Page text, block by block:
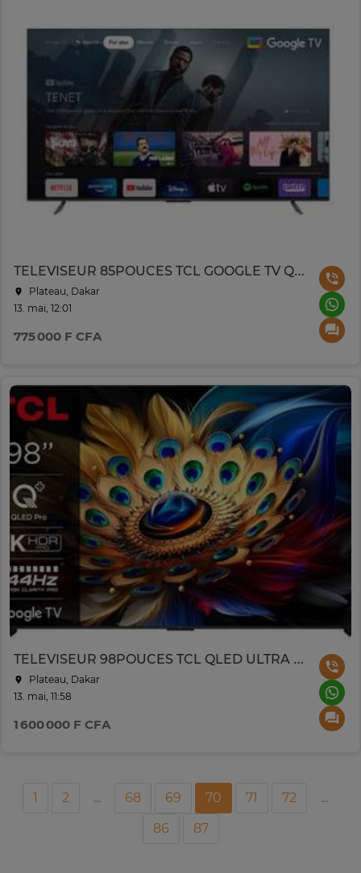
TELEVISEUR 85POUCES TCL GOOGLE TV QLED 4K P745 / 85C655ZXM
Plateau, Dakar
13. mai, 12:01
775 000 F CFA
TELEVISEUR 98POUCES TCL QLED ULTRA 4K 98C655
Plateau, Dakar
13. mai, 11:58
1 600 000 F CFA
1 2 ... 68 69 70 71 72
...
86
87